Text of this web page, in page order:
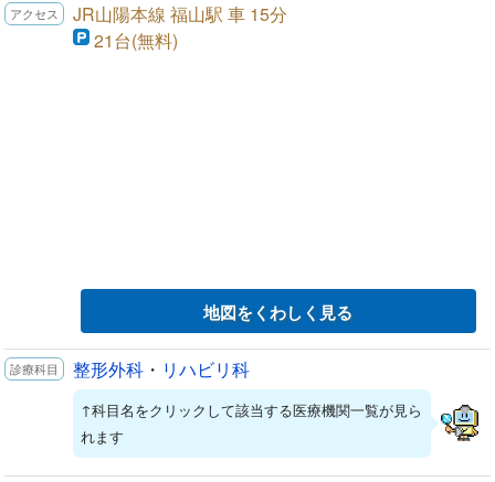
JR山陽本線 福山駅 車 15分
21台(無料)
地図をくわしく見る
整形外科 ・ リハビリ科
↑科目名をクリックして該当する医療機関一覧が見ら
れます